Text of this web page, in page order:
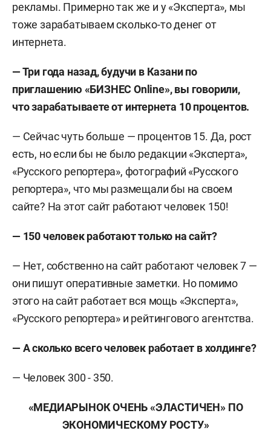
рекламы. Примерно так же и у «Эксперта», мы
тоже зарабатываем сколько-то денег от
интернета.
— Три года назад,будучи в Казани по
приглашению «БИЗНЕС Online», вы говорили,
что зарабатываете от интернета 10 процентов.
— Сейчас чуть больше — процентов 15. Да, рост
есть, но если бы не было редакции «Эксперта»,
«Русского репортера», фотографий «Русского
репортера», что мы размещали бы на своем
сайте? На этот сайт работают человек 150!
— 150 человек работают только на сайт?
— Нет, собственно на сайт работают человек 7 —
они пишут оперативные заметки. Но помимо
этого на сайт работает вся мощь «Эксперта»,
«Русского репортера» и рейтингового агентства.
— А сколько всего человек работает в холдинге?
— Человек 300 - 350.
«МЕДИАРЫНОК ОЧЕНЬ«ЭЛАСТИЧЕН»ПО
ЭКОНОМИЧЕСКОМУ РОСТУ»